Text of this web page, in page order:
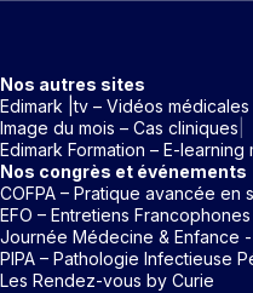
Nos autres sites
Edimark |tv – Vidéos
Image du mois – Cas cliniques
Edimark Formation – E-learning
Nos congrès et événements
COFPA – Pratique avancée en
EFO – Entretiens
Journée Médecine & Enfance -
PIPA – Pathologie Infectieuse
Les Rendez-vous by Curie